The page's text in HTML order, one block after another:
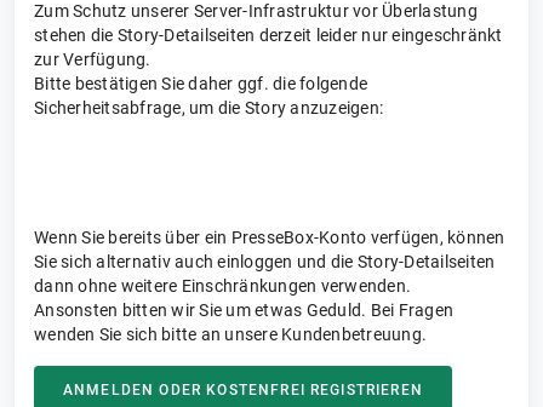
Zum Schutz unserer Server-Infrastruktur vor Überlastung
stehen die Story-Detailseiten derzeit leider nur eingeschränkt
zur Verfügung.
Bitte bestätigen Sie daher ggf. die folgende
Sicherheitsabfrage, um die Story anzuzeigen:
Wenn Sie bereits über ein PresseBox-Konto verfügen, können
Sie sich alternativ auch einloggen und die Story-Detailseiten
dann ohne weitere Einschränkungen verwenden.
Ansonsten bitten wir Sie um etwas Geduld. Bei Fragen
wenden Sie sich bitte an unsere Kundenbetreuung.
ANMELDEN ODER KOSTENFREI REGISTRIEREN